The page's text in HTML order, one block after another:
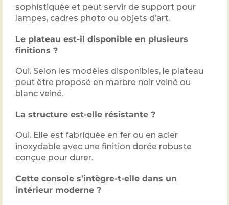
sophistiquée et peut servir de support pour
lampes, cadres photo ou objets d’art.
Le plateau est-il disponible en plusieurs
finitions ?
Oui. Selon les modèles disponibles, le plateau
peut être proposé en marbre noir veiné ou
blanc veiné.
La structure est-elle résistante ?
Oui. Elle est fabriquée en fer ou en acier
inoxydable avec une finition dorée robuste
conçue pour durer.
Cette console s’intègre-t-elle dans un
intérieur moderne ?